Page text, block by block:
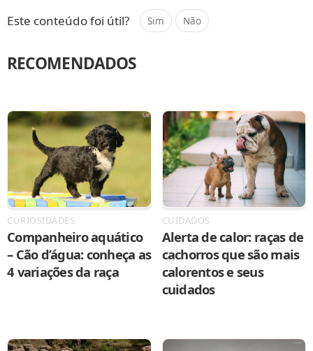
Este conteúdo foi útil? Sim Não
RECOMENDADOS
CURIOSIDADES
Companheiro aquático
– Cão d’água: conheça as
4 variações da raça
CUIDADOS
Alerta de calor: raças de
cachorros que são mais
calorentos e seus
cuidados